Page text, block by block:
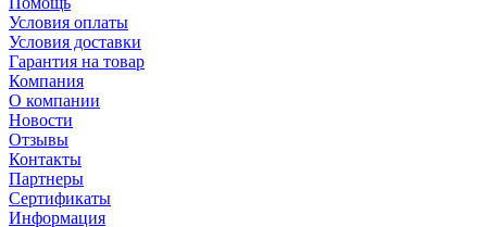
Условия оплаты
Условия доставки
Гарантия на товар
Компания
О компании
Новости
Отзывы
Контакты
Партнеры
Сертификаты
Информация